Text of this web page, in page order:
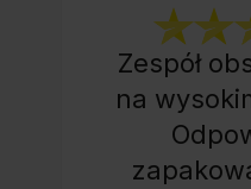
Zespół
na